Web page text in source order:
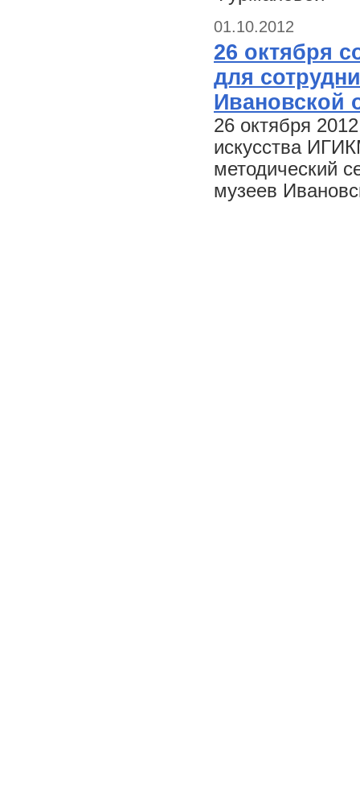
01.10.2012
26 октября
для
Ивановской
26 октября
искусства
методический
музеев